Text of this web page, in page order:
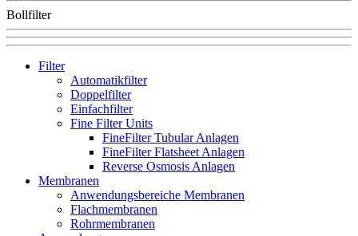
Bollfilter
Filter
Automatikfilter
Doppelfilter
Einfachfilter
Fine Filter Units
FineFilter Tubular Anlagen
FineFilter Flatsheet Anlagen
Reverse Osmosis Anlagen
Membranen
Anwendungsbereiche Membranen
Flachmembranen
Rohrmembranen